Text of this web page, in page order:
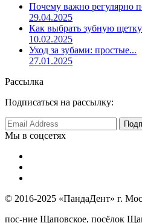
Почему важно регулярно
29.04.2025
Как выбрать зубную
10.02.2025
Уход за зубами: простые...
27.01.2025
Рассылка
Подписаться на рассылку:
Мы в соцсетях
© 2016-2025 «ПандаДент» г.
пос-ние Щаповское, посёлок